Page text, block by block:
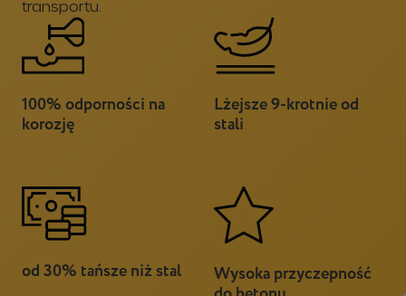
100% odporności na
korozję
Lżejsze 9-krotnie od
stali
Wysoka przyczepność
do betonu